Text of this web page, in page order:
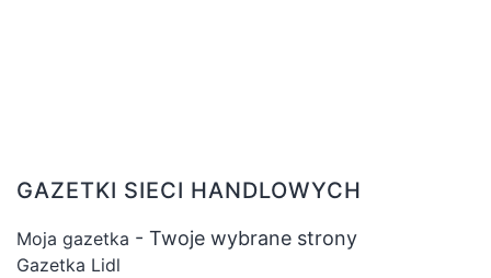
GAZETKI SIECI HANDLOWYCH
Moja gazetka - Twoje wybrane strony
Gazetka Lidl